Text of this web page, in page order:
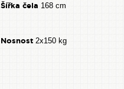
Šířka čela 168 cm
Nosnost 2x150 kg